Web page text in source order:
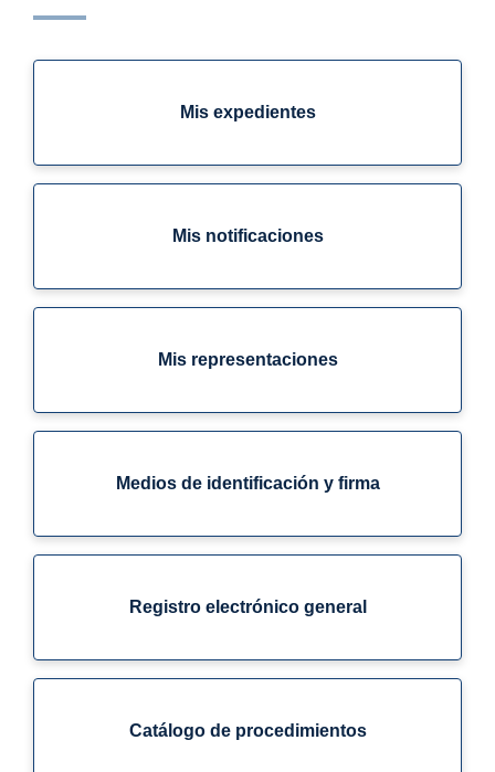
Mis expedientes
Mis notificaciones
Mis representaciones
Medios de identificación y firma
Registro electrónico general
Catálogo de procedimientos